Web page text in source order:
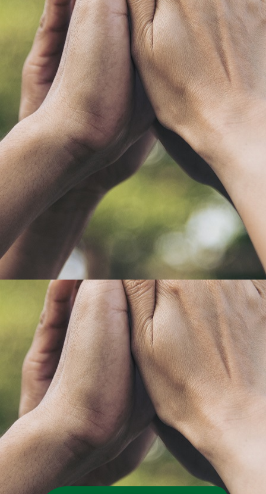
ABLAUFPLAN
EINDRÜCKE
PREISE
VERANSTALTUNGEN
ERDBEERFEST
BESUCHERANGEBOT
FÜHRUNGEN
HOFLADEN
FÜHRUNGEN KOPIE
HINTER DEN KULISSEN
UNSERE WERTE
BEWERBUNGEN
MEHR
WOHNWAGENSTELLPLATZ
OBSTBÄUME-SCHNEIDEN